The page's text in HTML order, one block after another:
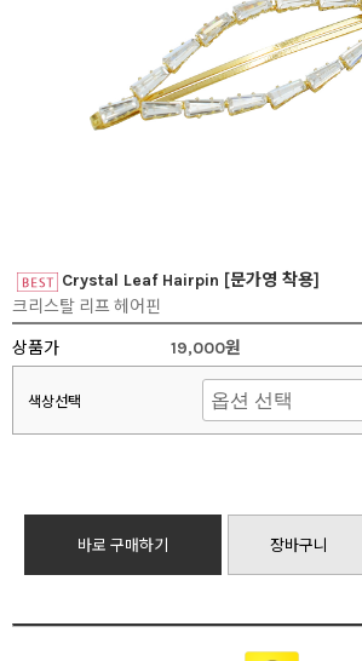
Crystal Leaf Hairpin [문가영 착용]
크리스탈 리프 헤어핀
상품가
19,000원
색상선택
바로 구매하기 장바구니